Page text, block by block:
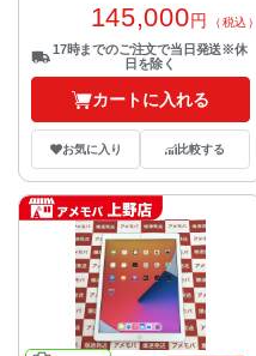
145,000円 （税込）
17時までのご注文で当日発送※休
日を除く
カートに入れる
お気に入り 比較する